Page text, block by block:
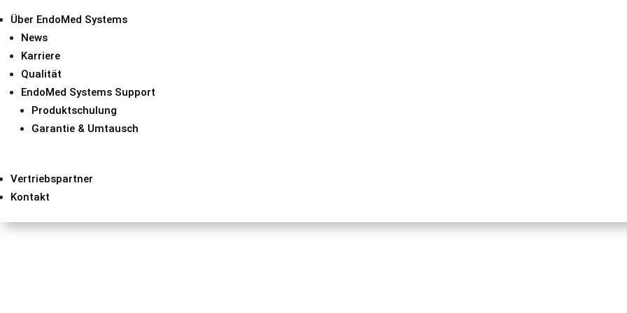
Über EndoMed Systems
News
Karriere
Qualität
EndoMed Systems Support
Produktschulung
Garantie & Umtausch
Vertriebspartner
Kontakt